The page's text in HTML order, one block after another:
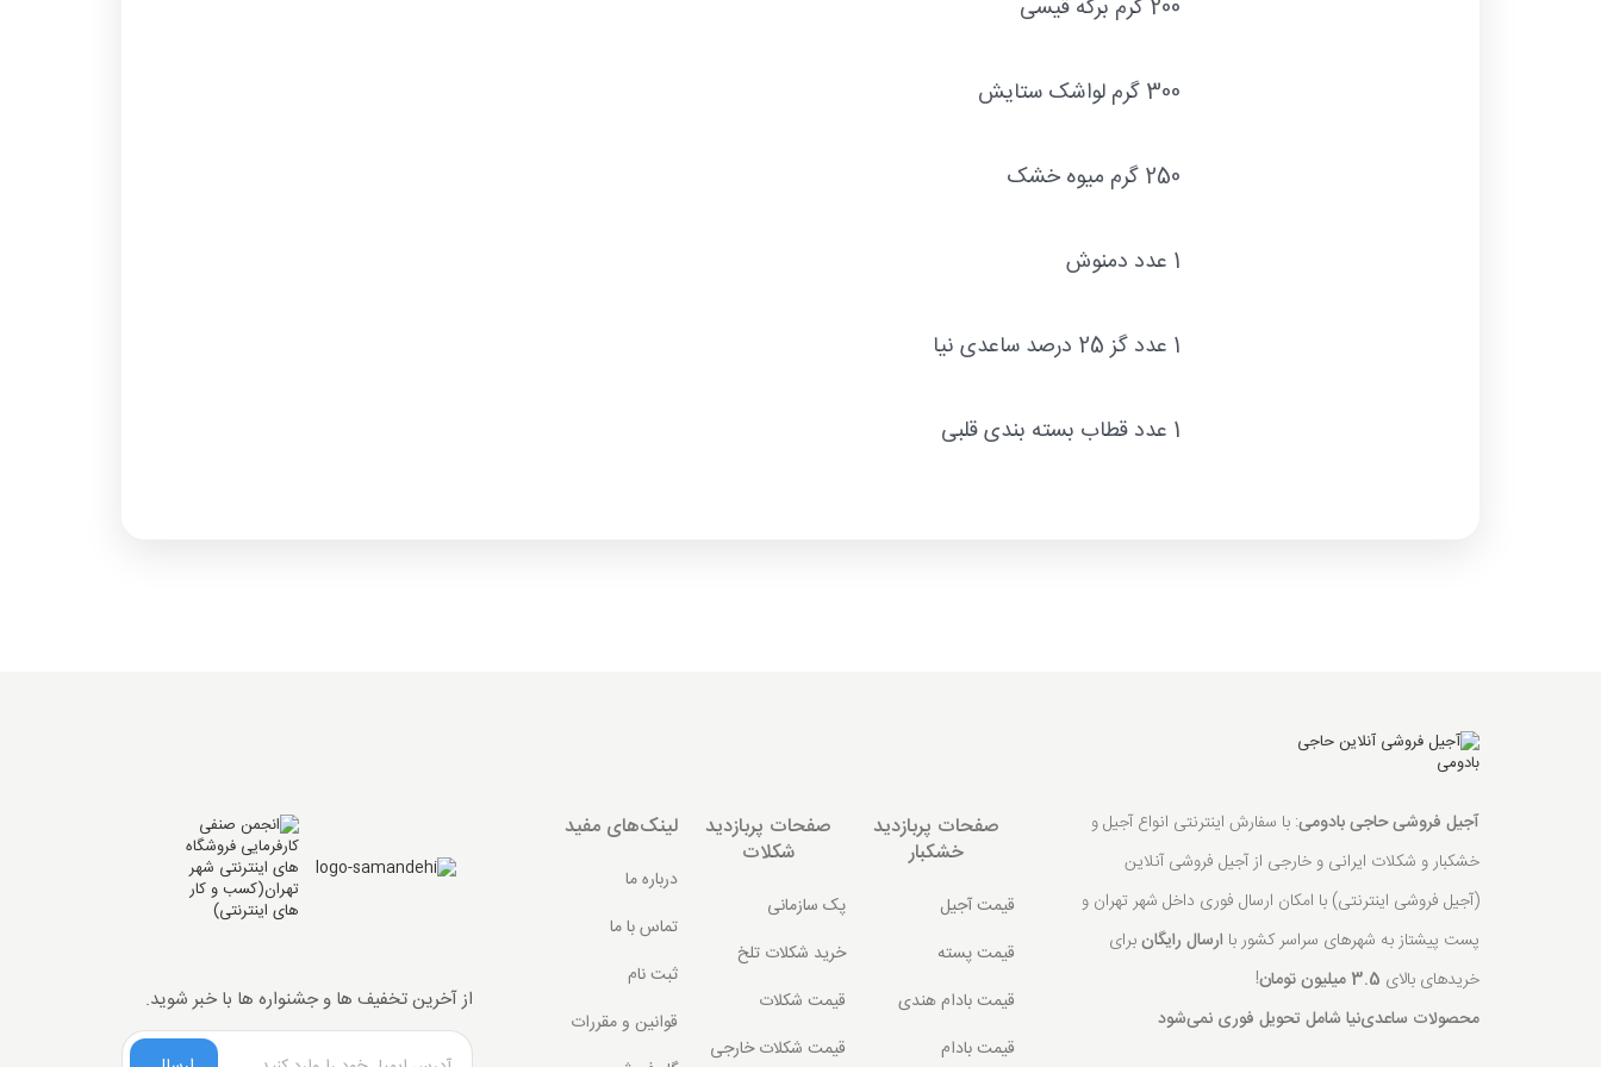
200 گرم برگه قیسی
300 گرم لواشک ستایش
250 گرم میوه خشک
1 عدد دمنوش
1 عدد گز 25 درصد ساعدی نیا
1 عدد قطاب بسته بندی قلبی
آجیل فروشی حاجی بادومی: با سفارش اینترنتی انواع آجیل و
خشکبار و شکلات ایرانی و خارجی از آجیل فروشی آنلاین
(آجیل فروشی اینترنتی) با امکان ارسال فوری داخل شهر تهران و
پست پیشتاز به شهرهای سراسر کشور با ارسال رایگانبرای
خریدهای بالای 3.5 میلیون تومان
!
محصولات ساعدی‌نیا شامل تحویل فوری نمی‌شود
صفحات پربازدید
خشکبار
قیمت آجیل
قیمت پسته
قیمت بادام هندی
قیمت بادام
صفحات پربازدید
شکلات
پک سازمانی
خرید شکلات تلخ
قیمت شکلات
قیمت شکلات خارجی
لینک‌های مفید
درباره ما
تماس با ما
ثبت نام
قوانین و مقررات
از آخرین تخفیف ها و جشنواره ها با خبر شوید.